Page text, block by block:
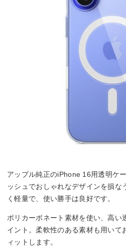
アップル純正のiPhone 16用透明ケ
ッシュでおしゃれなデザインを損な
く軽量で、使い勝手は良好です。
ポリカーボネート素材を使い、高い
イント。柔軟性のある素材も用いて
ィットします。